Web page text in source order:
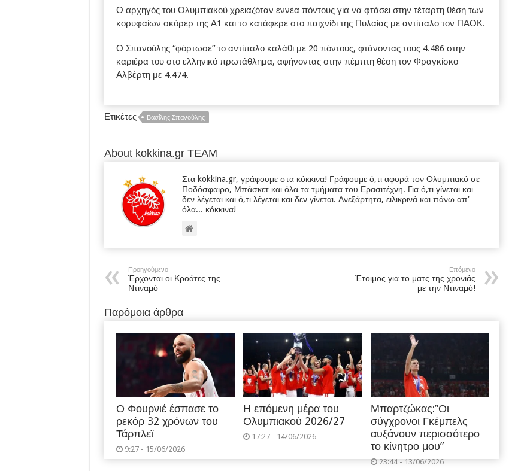
Ο αρχηγός του Ολυμπιακού χρειαζόταν εννέα πόντους για να φτάσει στην τέταρτη θέση των
κορυφαίων σκόρερ της Α1 και το κατάφερε στο παιχνίδι της Πυλαίας με αντίπαλο τον ΠΑΟΚ.
Ο Σπανούλης “φόρτωσε” το αντίπαλο καλάθι με 20 πόντους, φτάνοντας τους 4.486 στην
καριέρα του στο ελληνικό πρωτάθλημα, αφήνοντας στην πέμπτη θέση τον Φραγκίσκο
Αλβέρτη με 4.474.
Ετικέτες Βασίλης Σπανούλης
About kokkina.gr TEAM
Στα kokkina.gr, γράφουμε στα κόκκινα! Γράφουμε ό,τι αφορά τον Ολυμπιακό σε
Ποδόσφαιρο, Μπάσκετ και όλα τα τμήματα του Ερασιτέχνη. Για ό,τι γίνεται και
δεν λέγεται και ό,τι λέγεται και δεν γίνεται. Ανεξάρτητα, ειλικρινά και πάνω απ'
όλα... κόκκινα!
Προηγούμενο
Έρχονται οι Κροάτες της
Ντιναμό
Επόμενο
Έτοιμος για το ματς της χρονιάς
με την Ντιναμό!
Παρόμοια άρθρα
Ο Φουρνιέ έσπασε το
ρεκόρ 32 χρόνων του
Τάρπλεϊ
9:27 - 15/06/2026
Η επόμενη μέρα του
Ολυμπιακού 2026/27
17:27 - 14/06/2026
Μπαρτζώκας:”Οι
σύγχρονοι Γκέμπελς
αυξάνουν περισσότερο
το κίνητρο μου”
23:44 - 13/06/2026